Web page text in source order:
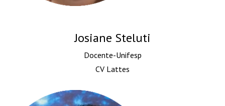
Josiane Steluti
Docente-Unifesp
CV Lattes